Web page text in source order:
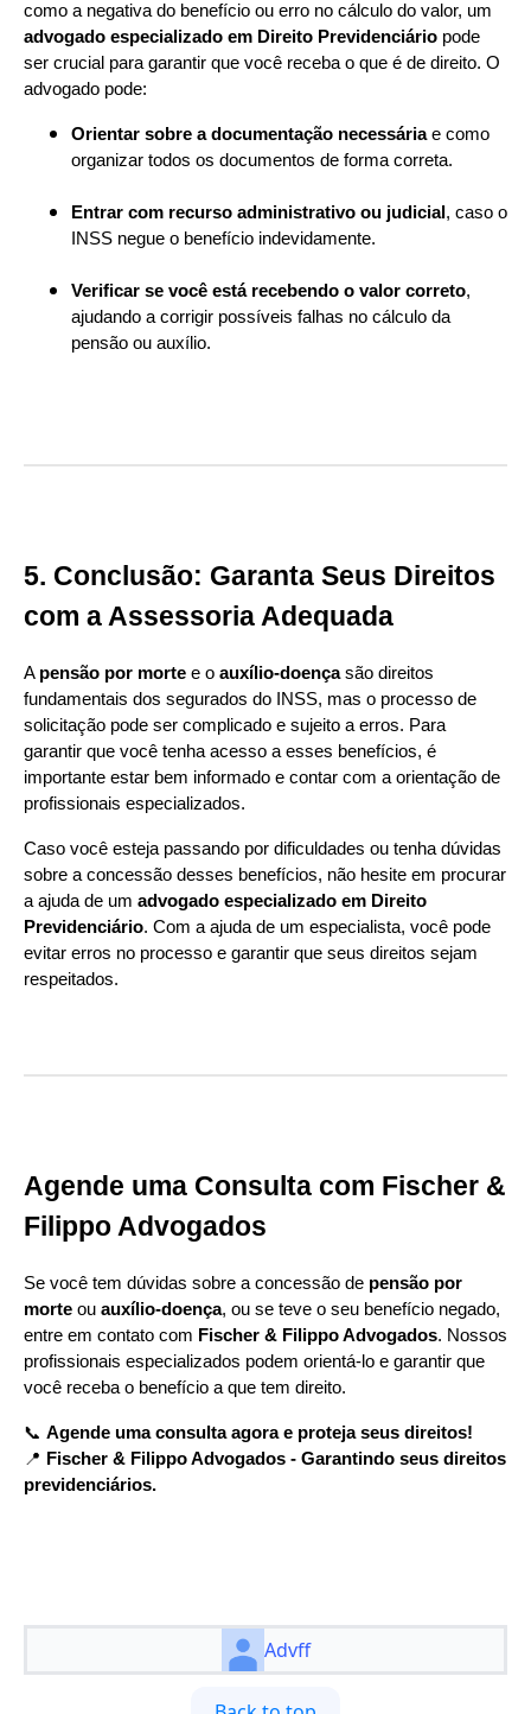
como a negativa do benefício ou erro no cálculo do valor, um
advogado especializado em Direito Previdenciário pode
ser crucial para garantir que você receba o que é de direito. O
advogado pode:
Orientar sobre a documentação necessáriae como
organizar todos os documentos de forma correta.
Entrar com recurso administrativo ou judicial , caso o
INSS negue o benefício indevidamente.
Verificar se você está recebendo o valor correto,
ajudando a corrigir possíveis falhas no cálculo da
pensão ou auxílio.
5. Conclusão: Garanta Seus Direitos
com a Assessoria Adequada
A pensão por morte e o auxílio-doençasão direitos
fundamentais dos segurados do INSS, mas o processo de
solicitação pode ser complicado e sujeito a erros. Para
garantir que você tenha acesso a esses benefícios, é
importante estar bem informado e contar com a orientação de
profissionais especializados.
Caso você esteja passando por dificuldades ou tenha dúvidas
sobre a concessão desses benefícios, não hesite em procurar
a ajuda de um advogado especializado em Direito
Previdenciário. Com a ajuda de um especialista, você pode
evitar erros no processo e garantir que seus direitos sejam
respeitados.
Agende uma Consulta com Fischer &
Filippo Advogados
Se você tem dúvidas sobre a concessão de pensão por
morte ou auxílio-doença, ou se teve o seu benefício negado,
entre em contato com Fischer & Filippo Advogados. Nossos
profissionais especializados podem orientá-lo e garantir que
você receba o benefício a que tem direito.
📞 Agende uma consulta agora e proteja seus direitos!
📍 Fischer & Filippo Advogados - Garantindo seus direitos
previdenciários.
Advff